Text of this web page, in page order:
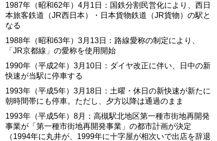
1987年（昭和62年）4月1日：国鉄分割民営化により、西日
本旅客鉄道（JR西日本）・日本貨物鉄道（JR貨物）の駅と
なる
1988年（昭和63年）3月13日：路線愛称の制定により、
「JR京都線」の愛称を使用開始
1990年（平成2年）3月10日：ダイヤ改正に伴い、日中の新
快速が当駅に停車する
1993年（平成5年）3月18日：土曜・休日の新快速が新たに
朝時間帯にも停車。ただし、夕方以降は通過のまま
1993年（平成5年）8月：高槻駅北地区第一種市街地再開発
事業が「第一種市街地再開発事業」の都市計画が決定
（1994年に丸井が、1999年に十字屋が相次いで出店を辞退